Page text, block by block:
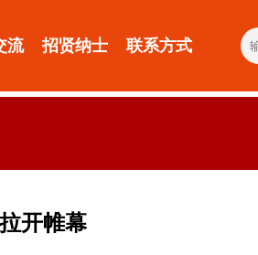
流 招贤纳士 联系方式
开帷幕